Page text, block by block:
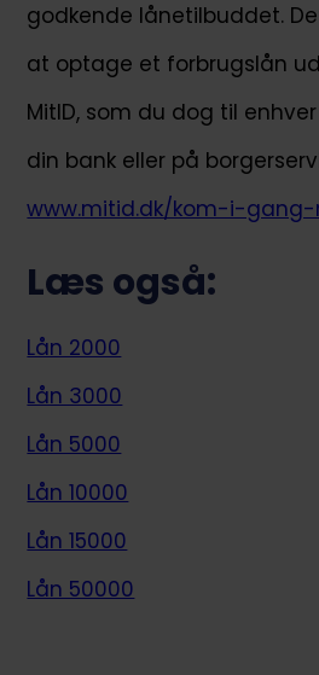
godkende lånetilbuddet.
at optage et forbrugslån
MitID, som du dog til
din bank eller på
www.mitid.dk/kom-i-
Læs også:
Lån 2000
Lån 3000
Lån 5000
Lån 10000
Lån 15000
Lån 50000